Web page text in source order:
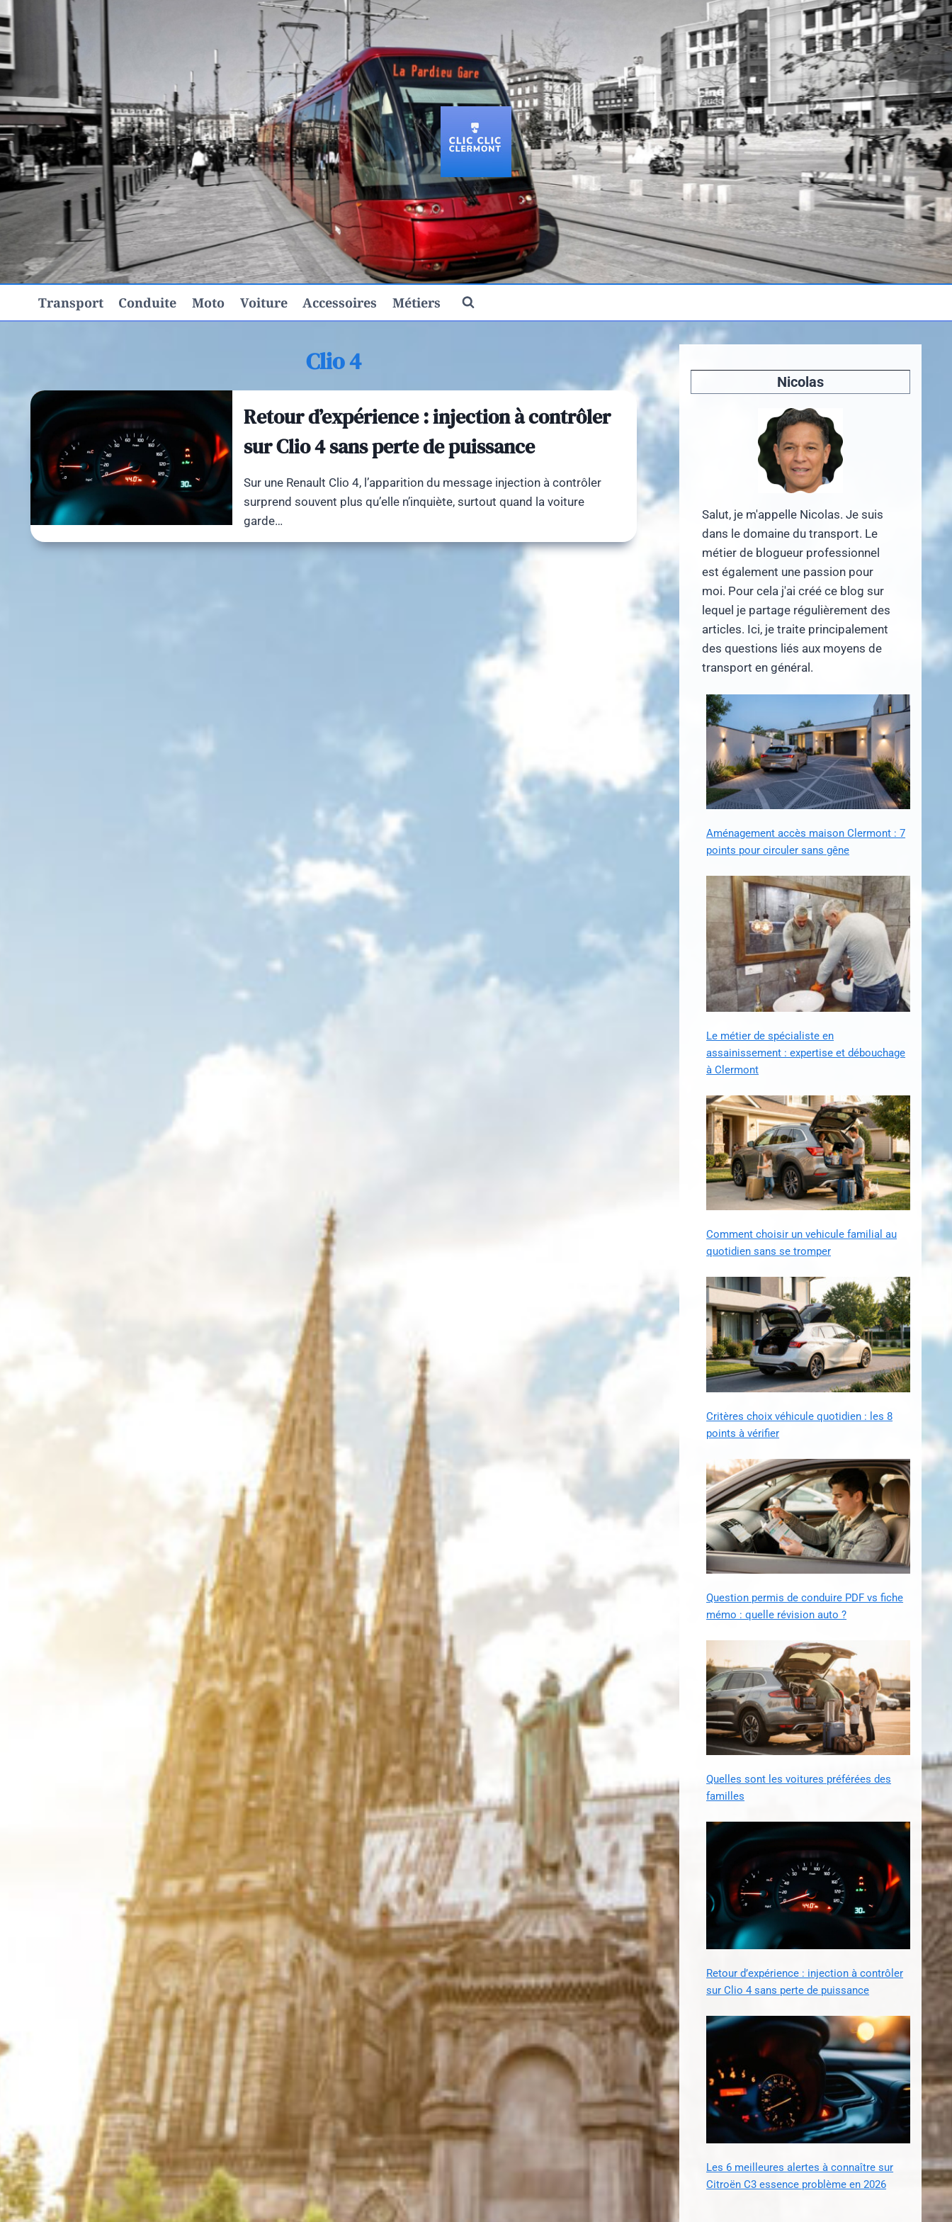
au
contenu
Transport Conduite Moto Voiture Accessoires Métiers
Clio 4
Retour d’expérience : injection à contrôler
sur Clio 4 sans perte de puissance
Sur une Renault Clio 4, l’apparition du message injection à contrôler
surprend souvent plus qu’elle n’inquiète, surtout quand la voiture
garde…
Nicolas
Salut, je m'appelle Nicolas. Je suis
dans le domaine du transport. Le
métier de blogueur professionnel
est également une passion pour
moi. Pour cela j'ai créé ce blog sur
lequel je partage régulièrement des
articles. Ici, je traite principalement
des questions liés aux moyens de
transport en général.
Aménagement accès maison Clermont : 7
points pour circuler sans gêne
Le métier de spécialiste en
assainissement : expertise et débouchage
à Clermont
Comment choisir un vehicule familial au
quotidien sans se tromper
Critères choix véhicule quotidien : les 8
points à vérifier
Question permis de conduire PDF vs fiche
mémo : quelle révision auto ?
Quelles sont les voitures préférées des
familles
Retour d’expérience : injection à contrôler
sur Clio 4 sans perte de puissance
Les 6 meilleures alertes à connaître sur
Citroën C3 essence problème en 2026